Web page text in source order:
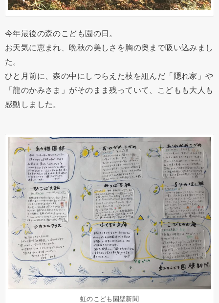
今年最後の森のこども園の日。
お天気に恵まれ、晩秋の美しさを胸の奥まで吸い込みまし
た。
ひと月前に、森の中にしつらえた枝を組んだ「隠れ家」や
「龍のかみさま」がそのまま残っていて、こどもも大人も
感動しました。
虹のこども園壁新聞